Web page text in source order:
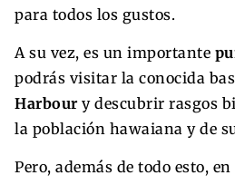
para todos los gustos.
A su vez, es un importante
podrás visitar la conocida
Harboury descubrir rasgos
la población hawaiana y de
Pero, además de todo esto,